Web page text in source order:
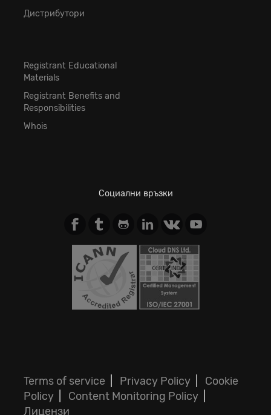
Дистрибутори
Registrant Educational
Materials
Registrant Benefits and
Responsibilities
Whois
Социални връзки
Terms of service Privacy Policy
Cookie
Policy
Content Monitoring Policy
Лицензи